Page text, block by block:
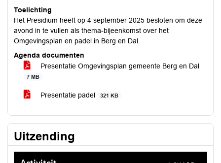
Toelichting
Het Presidium heeft op 4 september 2025 besloten om deze
avond in te vullen als thema-bijeenkomst over het
Omgevingsplan en padel in Berg en Dal.
Agenda documenten
Presentatie Omgevingsplan gemeente Berg en Dal
7 MB
Presentatie padel 321 KB
Uitzending